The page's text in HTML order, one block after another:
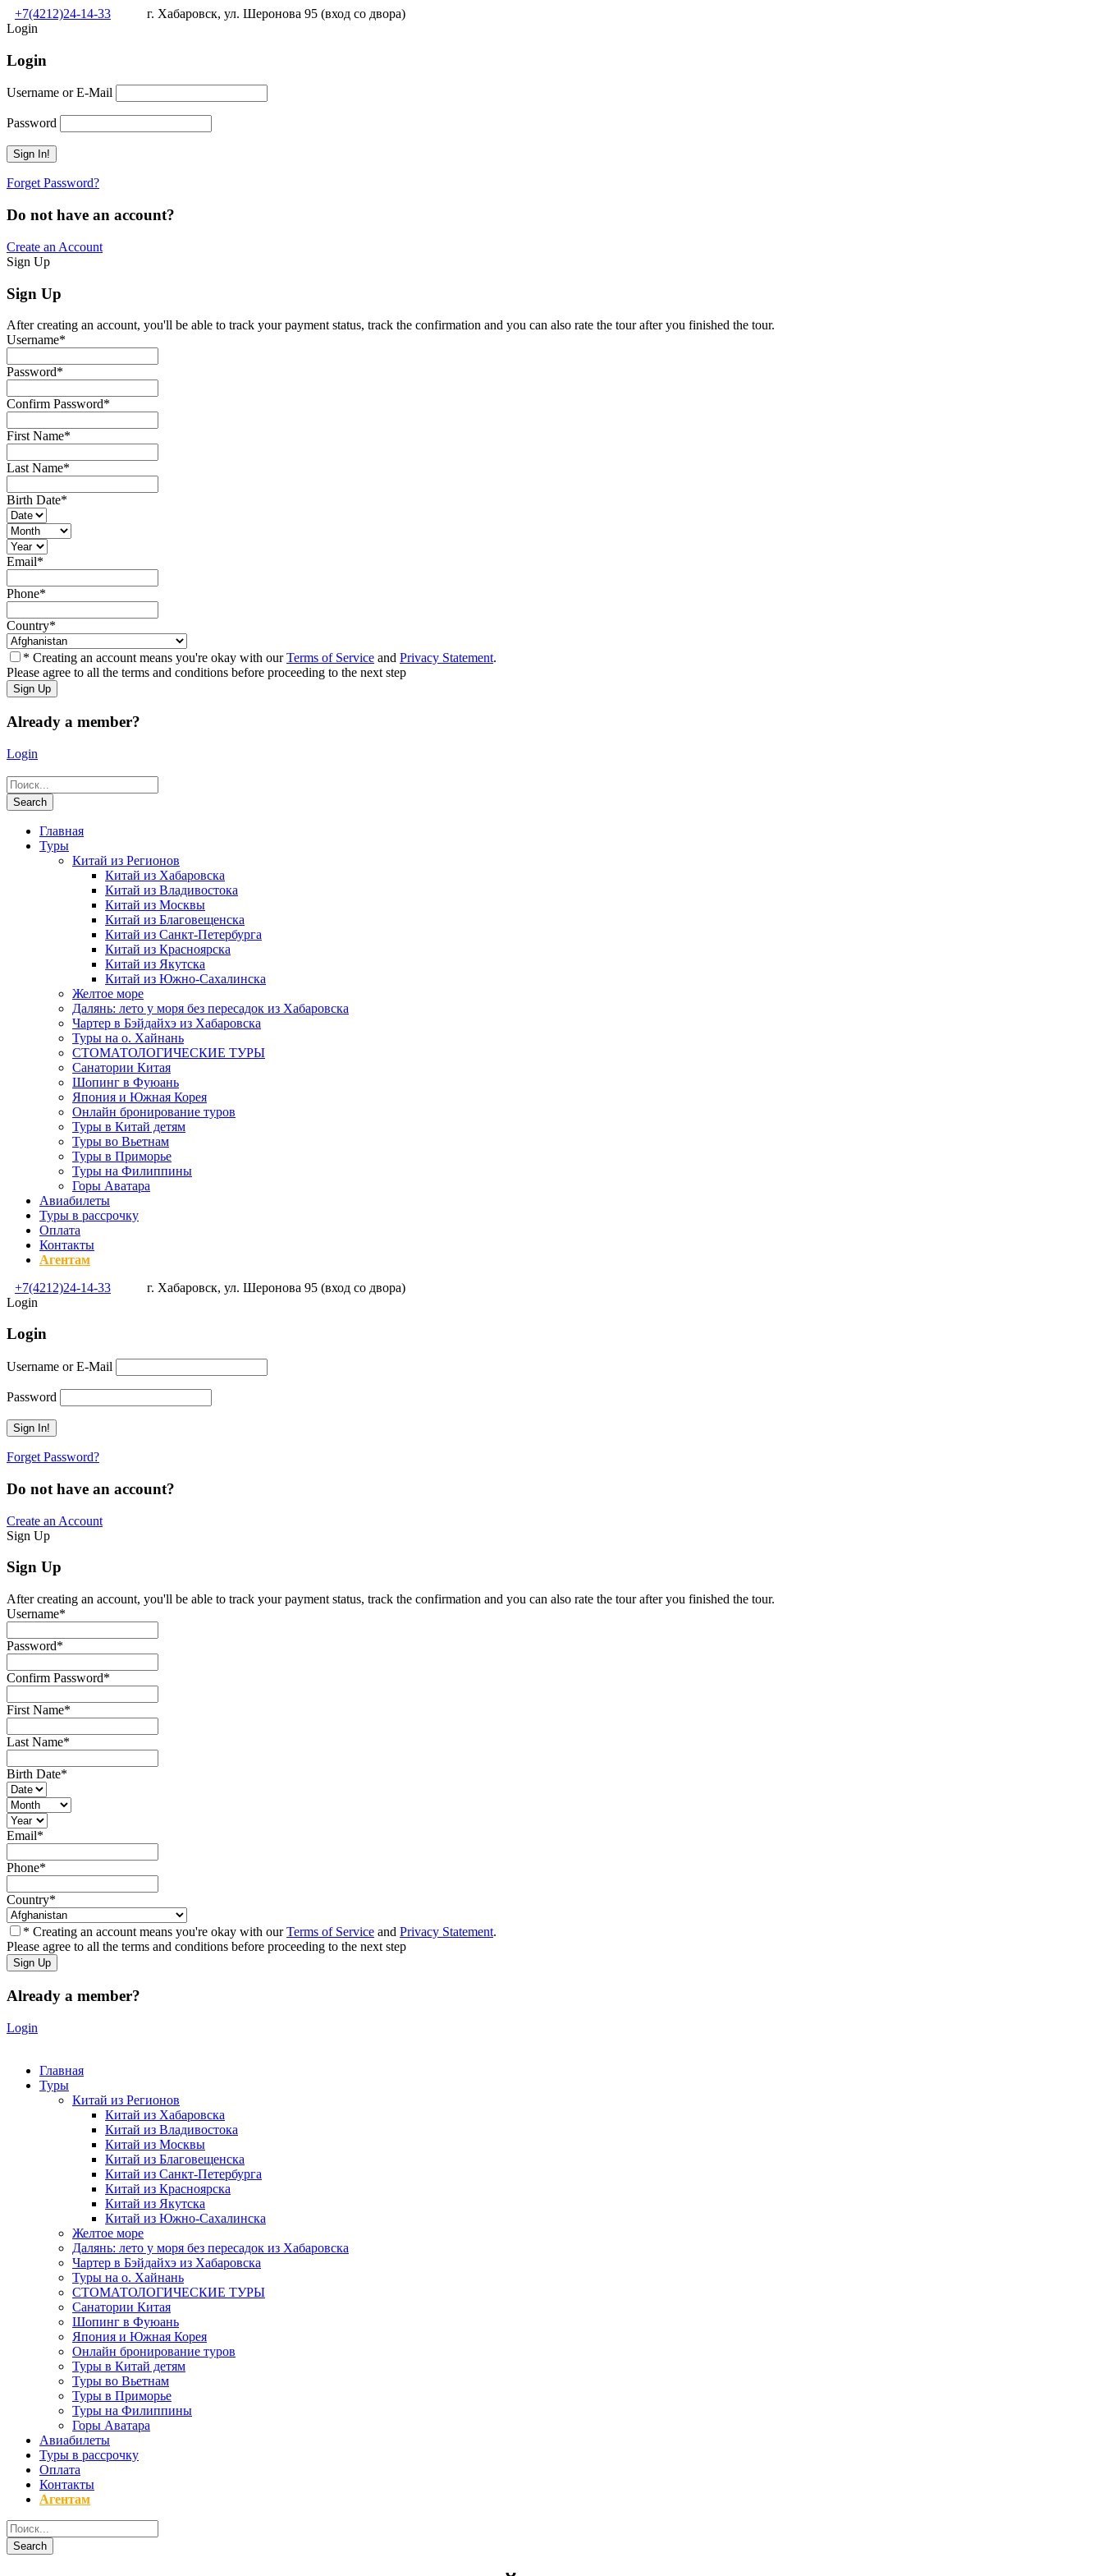
+7(4212)24-14-33
г. Хабаровск, ул. Шеронова 95 (вход со двора)
Login
Login
Username or E-Mail
Password
Forget Password?
Do not have an account?
Create an Account
Sign Up
Sign Up
After creating an account, you'll be able to track your payment status, track the confirmation and you can also rate the tour after you finished the tour.
Username*
Password*
Confirm Password*
First Name*
Last Name*
Birth Date*
Email*
Phone*
Country*
* Creating an account means you're okay with ourTerms of Service and Privacy Statement.
Please agree to all the terms and conditions before proceeding to the next step
Already a member?
Login
Главная
Туры
Китай из Регионов
Китай из Хабаровска
Китай из Владивостока
Китай из Москвы
Китай из Благовещенска
Китай из Санкт-Петербурга
Китай из Красноярска
Китай из Якутска
Китай из Южно-Сахалинска
Желтое море
Далянь: лето у моря без пересадок из Хабаровска
Чартер в Бэйдайхэ из Хабаровска
Туры на о. Хайнань
СТОМАТОЛОГИЧЕСКИЕ ТУРЫ
Санатории Китая
Шопинг в Фуюань
Япония и Южная Корея
Онлайн бронирование туров
Туры в Китай детям
Туры во Вьетнам
Туры в Приморье
Туры на Филиппины
Горы Аватара
Авиабилеты
Туры в рассрочку
Оплата
Контакты
Агентам
+7(4212)24-14-33
г. Хабаровск, ул. Шеронова 95 (вход со двора)
Login
Login
Username or E-Mail
Password
Forget Password?
Do not have an account?
Create an Account
Sign Up
Sign Up
After creating an account, you'll be able to track your payment status, track the confirmation and you can also rate the tour after you finished the tour.
Username*
Password*
Confirm Password*
First Name*
Last Name*
Birth Date*
Email*
Phone*
Country*
* Creating an account means you're okay with ourTerms of Service and Privacy Statement.
Please agree to all the terms and conditions before proceeding to the next step
Already a member?
Login
Главная
Туры
Китай из Регионов
Китай из Хабаровска
Китай из Владивостока
Китай из Москвы
Китай из Благовещенска
Китай из Санкт-Петербурга
Китай из Красноярска
Китай из Якутска
Китай из Южно-Сахалинска
Желтое море
Далянь: лето у моря без пересадок из Хабаровска
Чартер в Бэйдайхэ из Хабаровска
Туры на о. Хайнань
СТОМАТОЛОГИЧЕСКИЕ ТУРЫ
Санатории Китая
Шопинг в Фуюань
Япония и Южная Корея
Онлайн бронирование туров
Туры в Китай детям
Туры во Вьетнам
Туры в Приморье
Туры на Филиппины
Горы Аватара
Авиабилеты
Туры в рассрочку
Оплата
Контакты
Агентам